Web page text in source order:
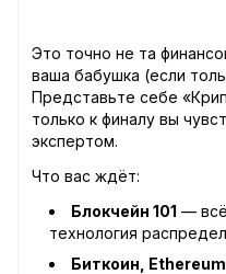
Это точно не та
ваша бабушка (если
Представьте себе
только к финалу вы
экспертом.
Что вас ждёт:
Блокчейн 101 —
технология
Биткоин,